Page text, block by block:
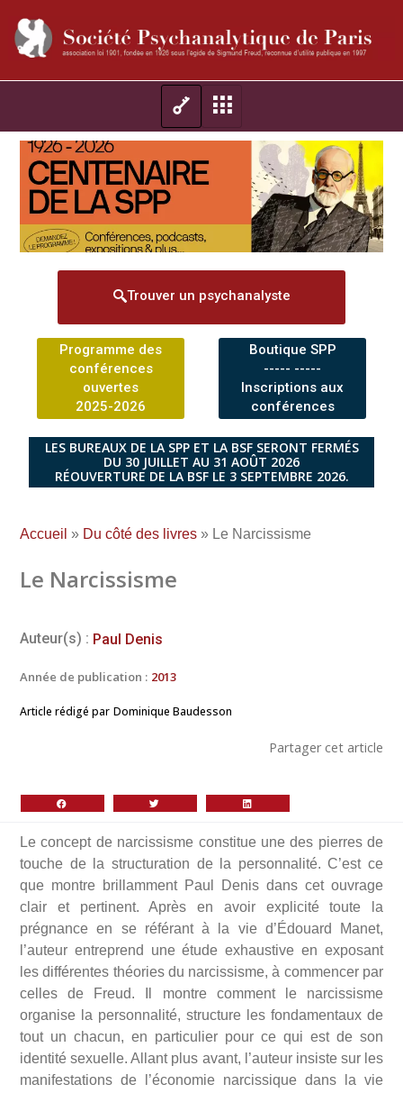
Trouver un psychanalyste
Programme des
conférences
ouvertes
2025-2026
Boutique SPP
----- -----
Inscriptions aux
conférences
LES BUREAUX DE LA SPP ET LA BSF SERONT FERMÉS
DU 30 JUILLET AU 31 AOÛT 2026
RÉOUVERTURE DE LA BSF LE 3 SEPTEMBRE 2026.
Accueil » Du côté des livres » Le Narcissisme
Le Narcissisme
Auteur(s) : Paul Denis
Année de publication : 2013
Article rédigé par Dominique Baudesson
Partager cet article
Le concept de narcissisme constitue une des pierres de
touche de la structuration de la personnalité. C’est ce
que montre brillamment Paul Denis dans cet ouvrage
clair et pertinent. Après en avoir explicité toute la
prégnance en se référant à la vie d’Édouard Manet,
l’auteur entreprend une étude exhaustive en exposant
les différentes théories du narcissisme, à commencer par
celles de Freud. Il montre comment le narcissisme
organise la personnalité, structure les fondamentaux de
tout un chacun, en particulier pour ce qui est de son
identité sexuelle. Allant plus avant, l’auteur insiste sur les
manifestations de l’économie narcissique dans la vie